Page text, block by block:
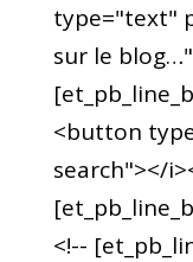
type="text"
sur le
<button
search"></
<!--